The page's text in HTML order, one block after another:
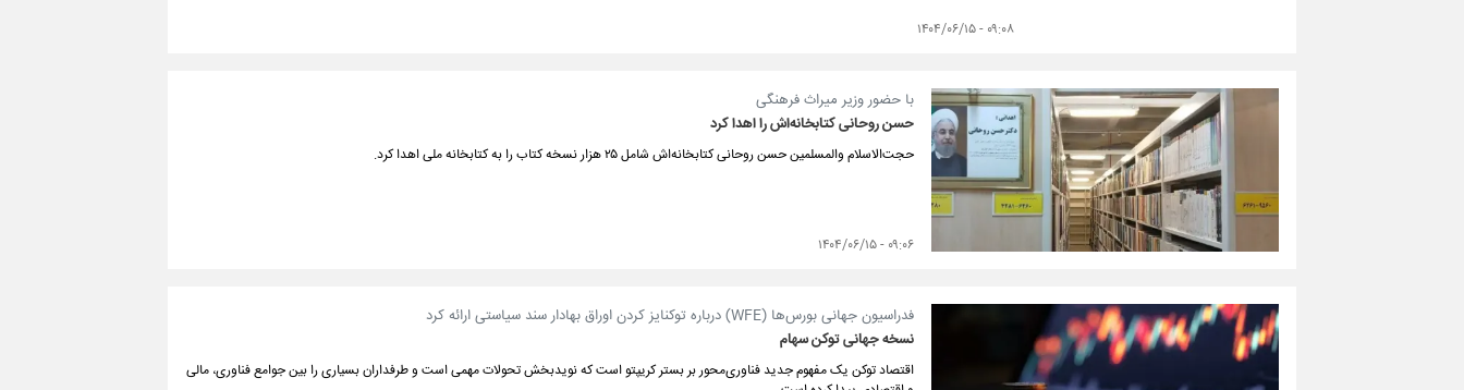
۰۹:۰۸ - ۱۴۰۴/۰۶/۱۵
با حضور وزیر میراث فرهنگی
حسن روحانی کتابخانه‌اش را اهدا کرد
حجت‌الاسلام والمسلمین حسن روحانی کتابخانه‌اش شامل ۲۵ هزار نسخه کتاب را به کتابخانه ملی اهدا کرد.
۰۹:۰۶ - ۱۴۰۴/۰۶/۱۵
فدراسیون جهانی بورس‌ها (WFE) درباره توکنایز کردن اوراق بهادار سند سیاستی ارائه کرد
نسخه جهانی توکن سهام
اقتصاد توکن یک مفهوم جدید فناوری‌محور بر بستر کریپتو است که نویدبخش تحولات مهمی است و طرفداران بسیاری را بین جوامع فناوری، مالی